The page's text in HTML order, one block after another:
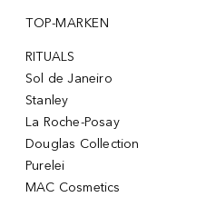
TOP-MARKEN
RITUALS
Sol de Janeiro
Stanley
La Roche-Posay
Douglas Collection
Purelei
MAC Cosmetics